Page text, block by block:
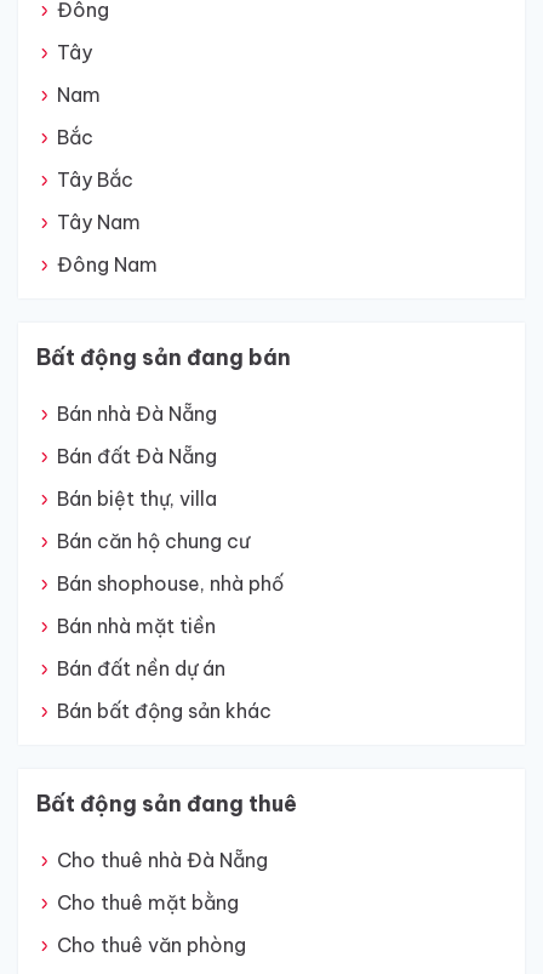
Đông
Tây
Nam
Bắc
Tây Bắc
Tây Nam
Đông Nam
Bất động sản đang bán
Bán nhà Đà Nẵng
Bán đất Đà Nẵng
Bán biệt thự, villa
Bán căn hộ chung cư
Bán shophouse, nhà phố
Bán nhà mặt tiền
Bán đất nền dự án
Bán bất động sản khác
Bất động sản đang thuê
Cho thuê nhà Đà Nẵng
Cho thuê mặt bằng
Cho thuê văn phòng